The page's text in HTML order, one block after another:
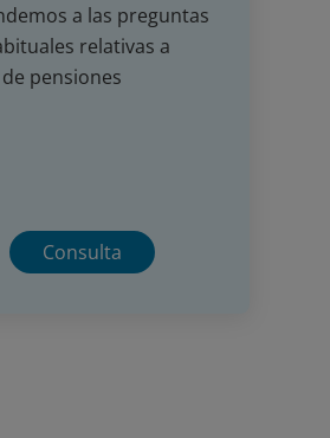
a las preguntas
relativas a
pensiones
Consulta